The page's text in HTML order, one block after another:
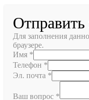
Отправить
Для заполнения
браузере.
Имя *
Телефон *
Эл. почта *
Ваш вопрос *